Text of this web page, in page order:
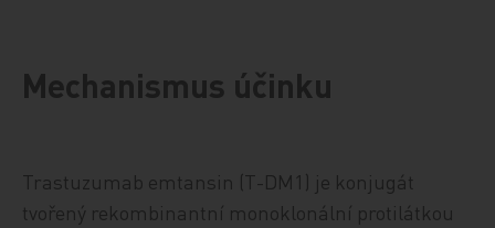
Mechanismus účinku
Trastuzumab emtansin (T-DM1) je konjugát
tvořený rekombinantní monoklonální protilátkou